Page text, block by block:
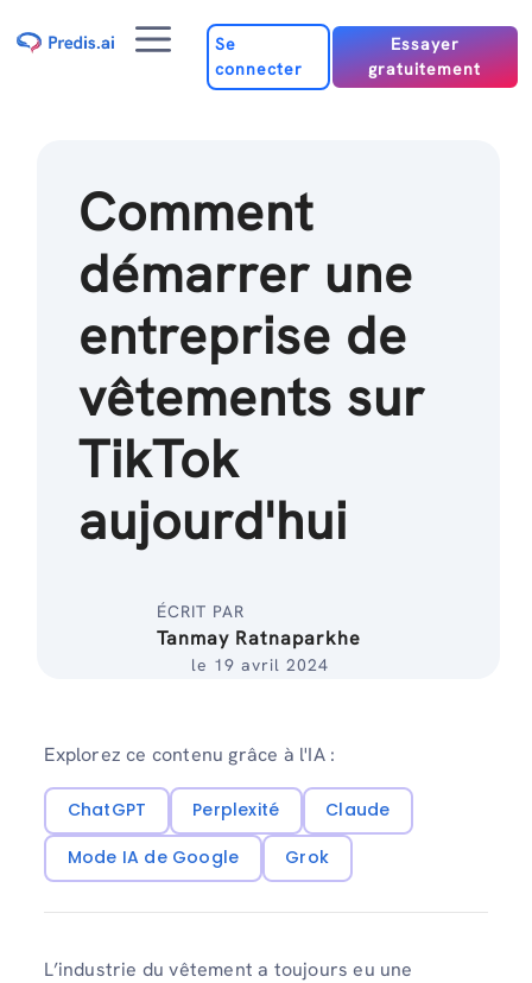
au
Menu
Se
connecter
Essayer
gratuitement
Comment
démarrer une
entreprise de
vêtements sur
TikTok
aujourd'hui
ÉCRIT PAR
Tanmay Ratnaparkhe
le 19 avril 2024
Explorez ce contenu grâce à l'IA :
ChatGPT Perplexité
Claude
Mode IA de Google
Grok
L’industrie du vêtement a toujours eu une